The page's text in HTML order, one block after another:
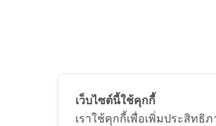
เว็บไซต์นี้ใช้คุกกี้
เราใช้คุกกี้เพื่อเพิ่มประสิท